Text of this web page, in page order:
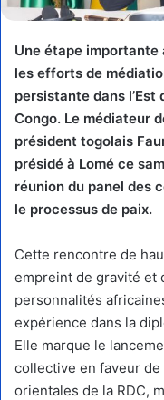
Une étape
les efforts de
persistante dans
Congo. Le médiateur
président togolais
présidé à Lomé ce
réunion du panel des
le processus de paix.
Cette rencontre de
empreint de gravité et
personnalités
expérience dans la
Elle marque le
collective en faveur
orientales de la RDC,